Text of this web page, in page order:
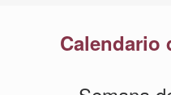
Calendario